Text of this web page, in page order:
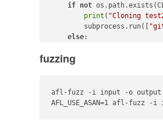
if not
print ( "Cloning
        subprocess.run([
else:
for root, _, files in
# Check if the file
fuzzing
afl-fuzz -i input -o
AFL_USE_ASAN=1 afl-